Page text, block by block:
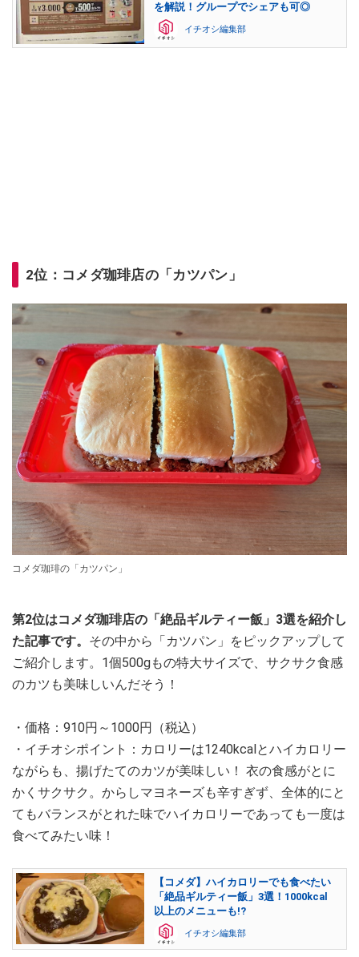
を解説！グループでシェアも可◎
イチオシ編集部
2位：コメダ珈琲店の「カツパン」
コメダ珈琲の「カツパン」
第2位はコメダ珈琲店の「絶品ギルティー飯」3選を紹介し
た記事です。 その中から「カツパン」をピックアップして
ご紹介します。1個500gもの特大サイズで、サクサク食感
のカツも美味しいんだそう！
・価格：910円～1000円（税込）
・イチオシポイント：カロリーは1240kcalとハイカロリー
ながらも、揚げたてのカツが美味しい！ 衣の食感がとに
かくサクサク。からしマヨネーズも辛すぎず、全体的にと
てもバランスがとれた味でハイカロリーであっても一度は
食べてみたい味！
【コメダ】ハイカロリーでも食べたい
「絶品ギルティー飯」3選！1000kcal
以上のメニューも!?
イチオシ編集部